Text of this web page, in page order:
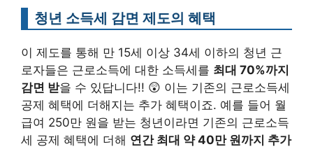
청년 소득세 감면 제도의 혜택
이 제도를 통해 만 15세 이상 34세 이하의 청년 근
로자들은 근로소득에 대한 소득세를 최대 70%까지
감면 받을 수 있답니다!! 😲 이는 기존의 근로소득세
공제 혜택에 더해지는 추가 혜택이죠. 예를 들어 월
급여 250만 원을 받는 청년이라면 기존의 근로소득
세 공제 혜택에 더해 연간 최대 약 40만 원까지 추가